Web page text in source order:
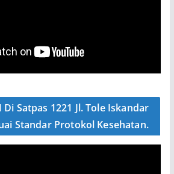
Satpas 1221 Jl. Tole Iskandar
Standar Protokol Kesehatan.